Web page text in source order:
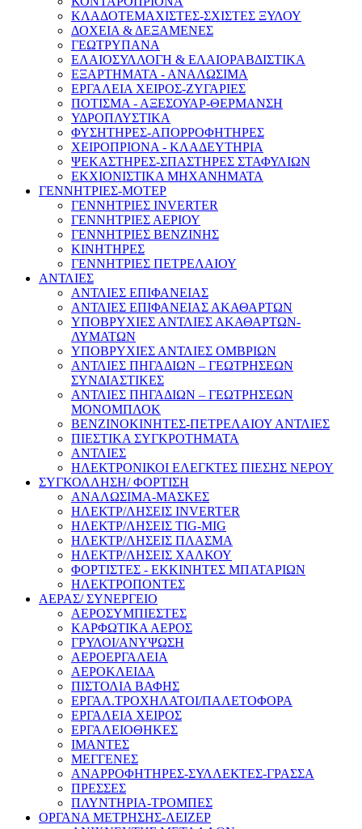
ΚΛΑΔΟΤΕΜΑΧΙΣΤΕΣ-ΣΧΙΣΤΕΣ ΞΥΛΟΥ
ΔΟΧΕΙΑ & ΔΕΞΑΜΕΝΕΣ
ΓΕΩΤΡΥΠΑΝΑ
ΕΛΑΙΟΣΥΛΛΟΓΗ & ΕΛΑΙΟΡΑΒΔΙΣΤΙΚΑ
ΕΞΑΡΤΗΜΑΤΑ - ΑΝΑΛΩΣΙΜΑ
ΕΡΓΑΛΕΙΑ ΧΕΙΡΟΣ-ΖΥΓΑΡΙΕΣ
ΠΟΤΙΣΜΑ - ΑΞΕΣΟΥΑΡ-ΘΕΡΜΑΝΣΗ
ΥΔΡΟΠΛΥΣΤΙΚΑ
ΦΥΣΗΤΗΡΕΣ-ΑΠΟΡΡΟΦΗΤΗΡΕΣ
ΧΕΙΡΟΠΡΙΟΝΑ - ΚΛΑΔΕΥΤΗΡΙΑ
ΨΕΚΑΣΤΗΡΕΣ-ΣΠΑΣΤΗΡΕΣ ΣΤΑΦΥΛΙΩΝ
ΕΚΧΙΟΝΙΣΤΙΚΑ ΜΗΧΑΝΗΜΑΤΑ
ΓΕΝΝΗΤΡΙΕΣ-ΜΟΤΕΡ
ΓΕΝΝΗΤΡΙΕΣ INVERTER
ΓΕΝΝΗΤΡΙΕΣ ΑΕΡΙΟΥ
ΓΕΝΝΗΤΡΙΕΣ ΒΕΝΖΙΝΗΣ
ΚΙΝΗΤΗΡΕΣ
ΓΕΝΝΗΤΡΙΕΣ ΠΕΤΡΕΛΑΙΟΥ
ΑΝΤΛΙΕΣ
ΑΝΤΛΙΕΣ ΕΠΙΦΑΝΕΙΑΣ
ΑΝΤΛΙΕΣ ΕΠΙΦΑΝΕΙΑΣ ΑΚΑΘΑΡΤΩΝ
ΥΠΟΒΡΥΧΙΕΣ ΑΝΤΛΙΕΣ ΑΚΑΘΑΡΤΩΝ-
ΛΥΜΑΤΩΝ
ΥΠΟΒΡΥΧΙΕΣ ΑΝΤΛΙΕΣ ΟΜΒΡΙΩΝ
ΑΝΤΛΙΕΣ ΠΗΓΑΔΙΩΝ – ΓΕΩΤΡΗΣΕΩΝ
ΣΥΝΔΙΑΣΤΙΚΕΣ
ΑΝΤΛΙΕΣ ΠΗΓΑΔΙΩΝ – ΓΕΩΤΡΗΣΕΩΝ
ΜΟΝΟΜΠΛΟΚ
ΒΕΝΖΙΝΟΚΙΝΗΤΕΣ-ΠΕΤΡΕΛΑΙΟΥ ΑΝΤΛΙΕΣ
ΠΙΕΣΤΙΚΑ ΣΥΓΚΡΟΤΗΜΑΤΑ
ΑΝΤΛΙΕΣ
ΗΛΕΚΤΡΟΝΙΚΟΙ ΕΛΕΓΚΤΕΣ ΠΙΕΣΗΣ ΝΕΡΟΥ
ΣΥΓΚΟΛΛΗΣΗ/ ΦΟΡΤΙΣΗ
ΑΝΑΛΩΣΙΜΑ-ΜΑΣΚΕΣ
ΗΛΕΚΤΡ/ΛΗΣΕΙΣ INVERTER
ΗΛΕΚΤΡ/ΛΗΣΕΙΣ TIG-MIG
ΗΛΕΚΤΡ/ΛΗΣΕΙΣ ΠΛΑΣΜΑ
ΗΛΕΚΤΡ/ΛΗΣΕΙΣ ΧΑΛΚΟΥ
ΦΟΡΤΙΣΤΕΣ - ΕΚΚΙΝΗΤΕΣ ΜΠΑΤΑΡΙΩΝ
ΗΛΕΚΤΡΟΠΟΝΤΕΣ
ΑΕΡΑΣ/ ΣΥΝΕΡΓΕΙΟ
ΑΕΡΟΣΥΜΠΙΕΣΤΕΣ
ΚΑΡΦΩΤΙΚΑ ΑΕΡΟΣ
ΓΡΥΛΟΙ/ΑΝΥΨΩΣΗ
ΑΕΡΟΕΡΓΑΛΕΙΑ
ΑΕΡΟΚΛΕΙΔΑ
ΠΙΣΤΟΛΙΑ ΒΑΦΗΣ
ΕΡΓΑΛ.ΤΡΟΧΗΛΑΤΟΙ/ΠΑΛΕΤΟΦΟΡΑ
ΕΡΓΑΛΕΙΑ ΧΕΙΡΟΣ
ΕΡΓΑΛΕΙΟΘΗΚΕΣ
ΙΜΑΝΤΕΣ
ΜΕΓΓΕΝΕΣ
ΑΝΑΡΡΟΦΗΤΗΡΕΣ-ΣΥΛΛΕΚΤΕΣ-ΓΡΑΣΣΑ
ΠΡΕΣΣΕΣ
ΠΛΥΝΤΗΡΙΑ-ΤΡΟΜΠΕΣ
ΟΡΓΑΝΑ ΜΕΤΡΗΣΗΣ-ΛΕΙΖΕΡ